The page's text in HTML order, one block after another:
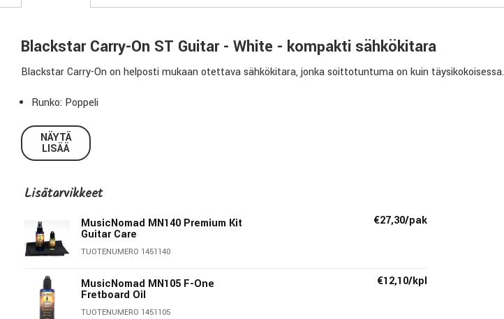
Blackstar Carry-On ST Guitar - White - kompakti sähkökitara
Blackstar Carry-On on helposti mukaan otettava sähkökitara, jonka soittotuntuma on kuin täysikokoisessa.
Runko: Poppeli
Otelauta: Laakeripuu, 19 nauhaa
Skaala: 20.7″ (527mm)
Säätimet: Volume , Tone
Kielet: 12-54
Talla: TOM style
Valkoinen
NÄYTÄ
LISÄÄ
Lisätarvikkeet
MusicNomad MN140 Premium Kit
Guitar Care
TUOTENUMERO 1451140
€27,30/pak
MusicNomad MN105 F-One
Fretboard Oil
TUOTENUMERO 1451105
€12,10/kpl